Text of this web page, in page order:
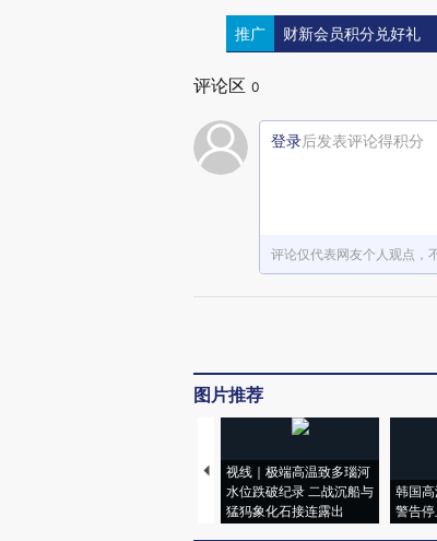
推广 财新会员积分兑好礼
评论区 0
登录后发表评论得积分
评论仅代表网友个人观点，
图片推荐
视线｜极端高温致多瑙河
水位跌破纪录 二战沉船与
猛犸象化石接连露出
韩国
警告